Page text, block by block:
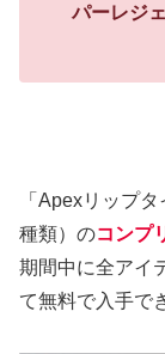
パーレジ
「Apexリップ
種類）のコンプ
期間中に全アイ
て無料で入手で